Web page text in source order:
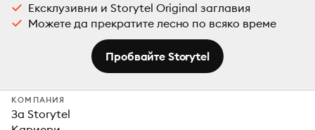
Ексклузивни и Storytel Original заглавия
Можете да прекратите лесно по всяко време
Пробвайте Storytel
КОМПАНИЯ
За Storytel